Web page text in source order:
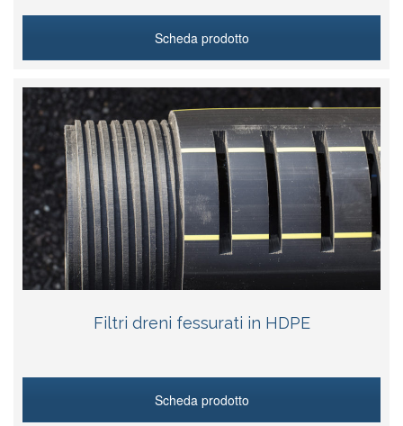
Scheda prodotto
Filtri dreni fessurati in HDPE
Scheda prodotto